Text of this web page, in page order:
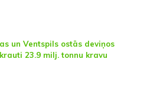
un Ventspils ostās deviņos
23.9 milj. tonnu kravu